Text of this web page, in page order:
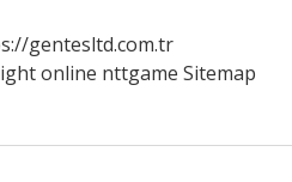
gentesltd.com.tr
online nttgame Sitemap